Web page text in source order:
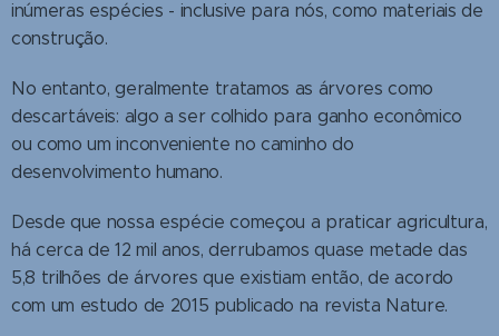
inúmeras espécies - inclusive para nós, como materiais de
construção.
No entanto, geralmente tratamos as árvores como
descartáveis: algo a ser colhido para ganho econômico
ou como um inconveniente no caminho do
desenvolvimento humano.
Desde que nossa espécie começou a praticar agricultura,
há cerca de 12 mil anos, derrubamos quase metade das
5,8 trilhões de árvores que existiam então, de acordo
com um estudo de 2015 publicado na revista Nature.